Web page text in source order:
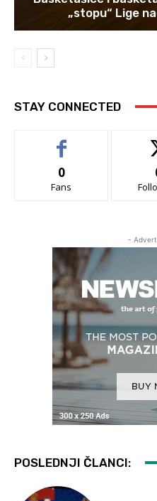
„stopu“ Lige
STAY CONNECTED
0
Fans
-
POSLEDNJI ČLANCI: